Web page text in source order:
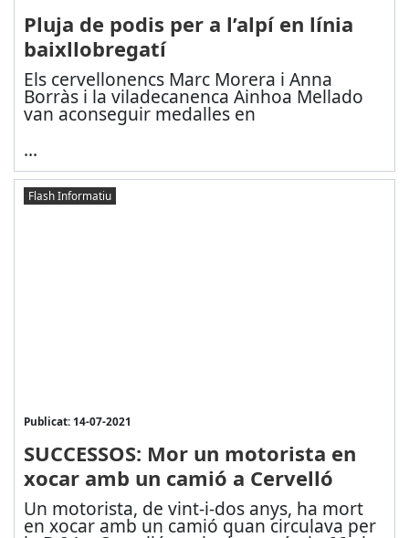
Pluja de podis per a l’alpí en línia
baixllobregatí
Els cervellonencs Marc Morera i Anna
Borràs i la viladecanenca Ainhoa Mellado
van aconseguir medalles en
...
Flash Informatiu
Publicat: 14-07-2021
SUCCESSOS: Mor un motorista en
xocar amb un camió a Cervelló
Un motorista, de vint-i-dos anys, ha mort
en xocar amb un camió quan circulava per